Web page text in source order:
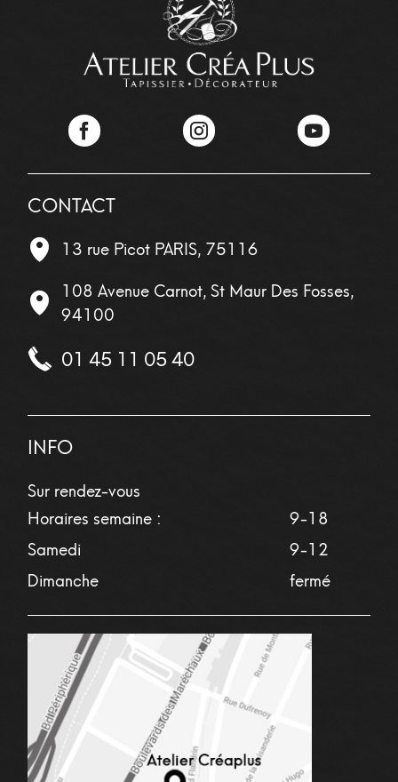
YouTube
CONTACT
13 rue Picot PARIS, 75116
108 Avenue Carnot, St Maur Des Fosses,
94100
01 45 11 05 40
INFO
Sur rendez-vous
Horaires semaine :
9-18
Samedi
9-12
Dimanche
fermé